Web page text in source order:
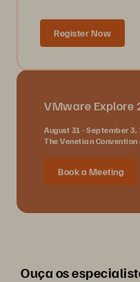
Register Now
Live com a
VMware Explore
August 31 - September 3,
The Venetian
Book a Meeting
Ouça os